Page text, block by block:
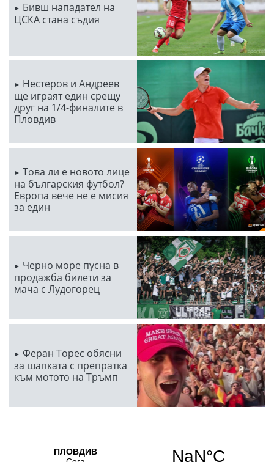
Бивш нападател на
ЦСКА стана съдия
Нестеров и Андреев
ще играят един срещу
друг на 1/4-финалите в
Пловдив
Това ли е новото лице
на българския футбол?
Европа вече не е мисия
за един
Черно море пусна в
продажба билети за
мача с Лудогорец
Феран Торес обясни
за шапката с препратка
към мотото на Тръмп